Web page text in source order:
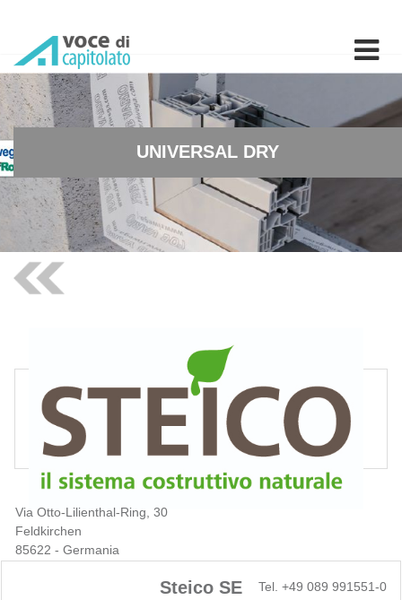
UNIVERSAL DRY
Steico SE
Via Otto-Lilienthal-Ring, 30
Feldkirchen
85622 - Germania
Tel. +49 089 991551-0